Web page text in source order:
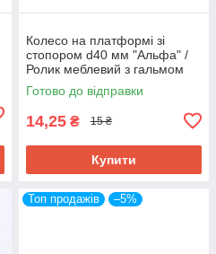
Колесо на платформі зі
стопором d40 мм "Альфа" /
Ролик меблевий з гальмом
d40 мм Альфа
Готово до відправки
14,25 ₴ 15 ₴
Купити
Топ продажів –5%